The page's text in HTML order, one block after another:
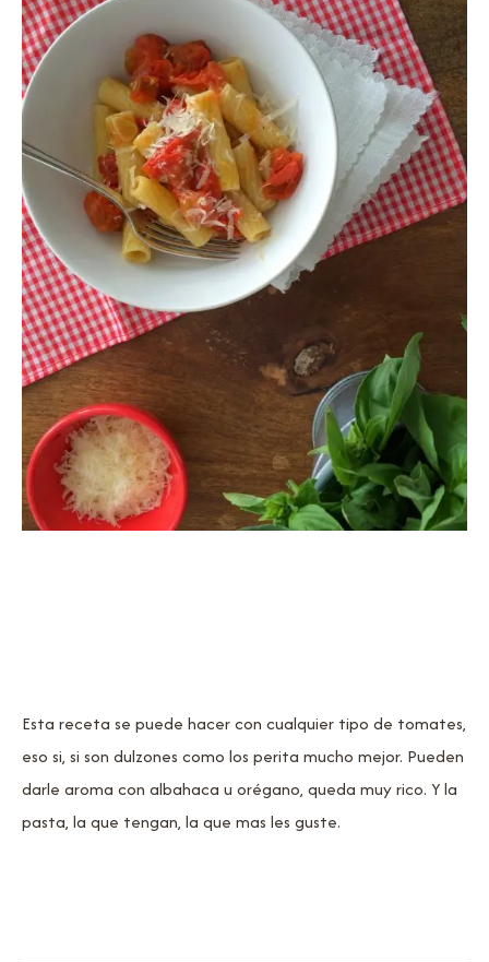
Esta receta se puede hacer con cualquier tipo de tomates,
eso si, si son dulzones como los perita mucho mejor. Pueden
darle aroma con albahaca u orégano, queda muy rico. Y la
pasta, la que tengan, la que mas les guste.